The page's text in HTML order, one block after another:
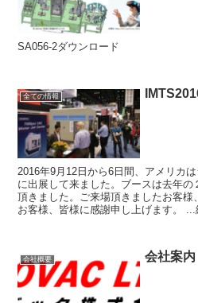
SA056-2ダウンロード
全ての情報
2016年9月12日から6日間、アメリカ
に出展して来ました。ブースは去年
頂きました。ご来場頂きましたお客
お客様、皆様に感謝申し上げます。 ...
会社概要 会社案内